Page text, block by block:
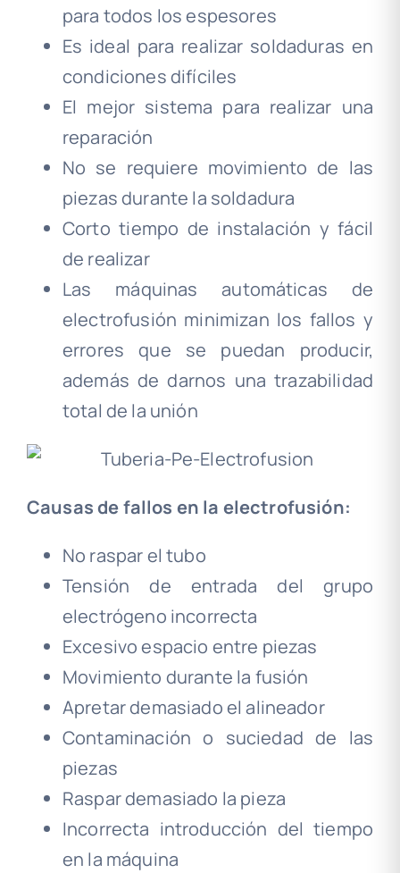
para todos los espesores
Es ideal para realizar soldaduras en
condiciones difíciles
El mejor sistema para realizar una
reparación
No se requiere movimiento de las
piezas durante la soldadura
Corto tiempo de instalación y fácil
de realizar
Las máquinas automáticas de
electrofusión minimizan los fallos y
errores que se puedan producir,
además de darnos una trazabilidad
total de la unión
Causas de fallos en la electrofusión:
No raspar el tubo
Tensión de entrada del grupo
electrógeno incorrecta
Excesivo espacio entre piezas
Movimiento durante la fusión
Apretar demasiado el alineador
Contaminación o suciedad de las
piezas
Raspar demasiado la pieza
Incorrecta introducción del tiempo
en la máquina